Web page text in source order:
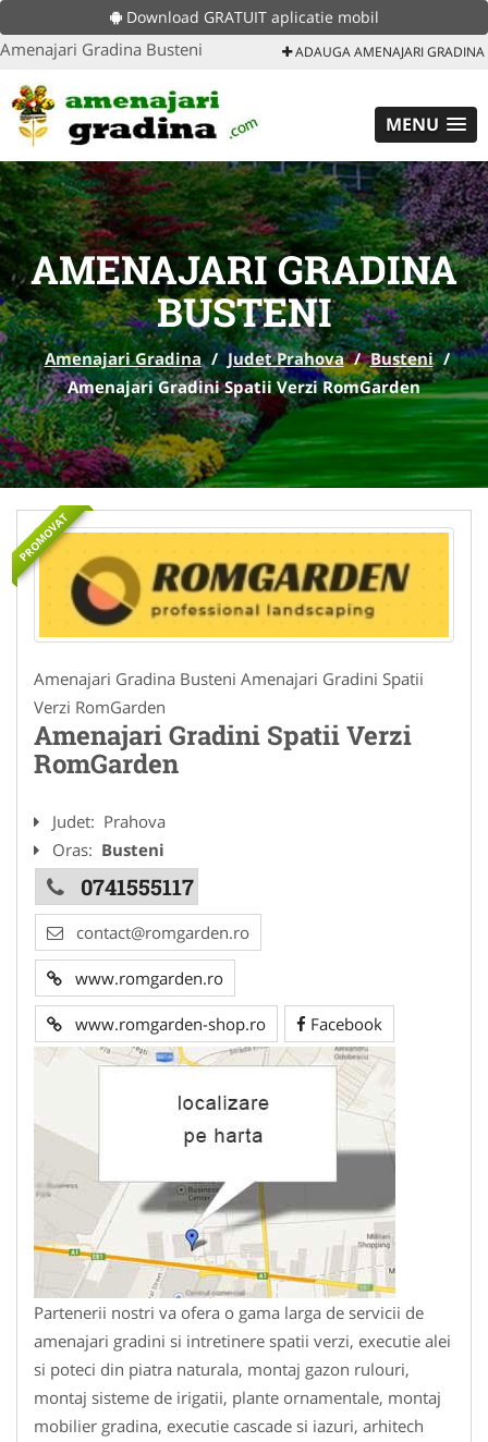
Download GRATUIT aplicatie mobil
Amenajari Gradina Busteni ADAUGA AMENAJARI GRADINA
MENU
AMENAJARI GRADINA
BUSTENI
Amenajari Gradina / Judet Prahova / Busteni /
Amenajari Gradini Spatii Verzi RomGarden
PROMOVAT
Amenajari Gradina Busteni Amenajari Gradini Spatii
Verzi RomGarden
Amenajari Gradini Spatii Verzi
RomGarden
Judet: Prahova
Oras: Busteni
0741555117
contact@romgarden.ro
www.romgarden.ro
www.romgarden-shop.ro Facebook
Partenerii nostri va ofera o gama larga de servicii de
amenajari gradini si intretinere spatii verzi, executie alei
si poteci din piatra naturala, montaj gazon rulouri,
montaj sisteme de irigatii, plante ornamentale, montaj
mobilier gradina, executie cascade si iazuri, arhitech